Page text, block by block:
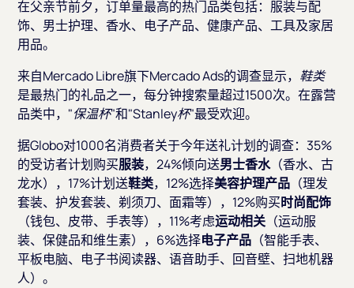
在父亲节前夕，订单量最高的热门品类包括：服装与配
饰、男士护理、香水、电子产品、健康产品、工具及家居
用品。
来自Mercado Libre旗下Mercado Ads的调查显示， 鞋类
是最热门的礼品之一，每分钟搜索量超过1500次。在露营
品类中， "保温杯"和"Stanley杯"最受欢迎。
据Globo对1000名消费者关于今年送礼计划的调查：35%
的受访者计划购买服装，24%倾向送男士香水（香水、古
龙水），17%计划送鞋类，12%选择美容护理产品 （理发
套装、护发套装、剃须刀、面霜等），12%购买时尚配饰
（钱包、皮带、手表等），11%考虑运动相关 （运动服
装、保健品和维生素），6%选择电子产品 （智能手表、
平板电脑、电子书阅读器、语音助手、回音壁、扫地机器
人）。